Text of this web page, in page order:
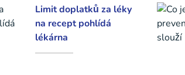
Limit doplatků za léky
na recept pohlídá
lékárna